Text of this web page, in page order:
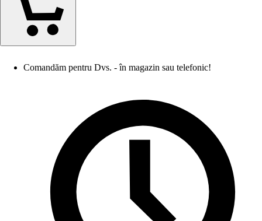
Comandăm pentru Dvs. - în magazin sau telefonic!